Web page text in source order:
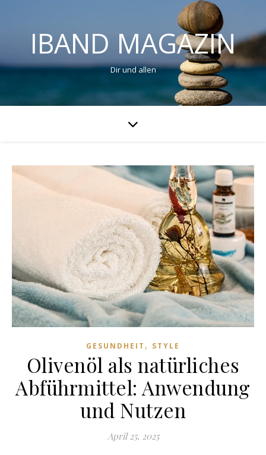
IBAND MAGAZIN
Dir und allen
GESUNDHEIT , STYLE
Olivenöl als natürliches
Abführmittel: Anwendung
und Nutzen
April 25, 2025